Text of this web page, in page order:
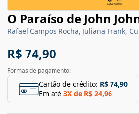
O Paraíso de John
Rafael Campos Rocha, Juliana Frank,
R$ 74,90
Formas de pagamento:
Cartão de crédito: R$ 74,90
Em até 3X de R$ 24,96